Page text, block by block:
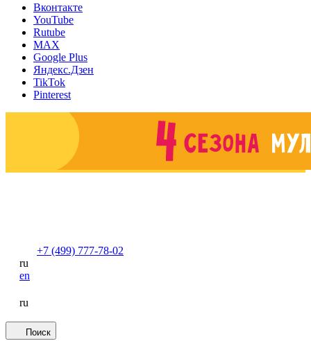
Вконтакте
YouTube
Rutube
MAX
Google Plus
Яндекс.Дзен
TikTok
Pinterest
+7 (499) 777-78-02
ru
en
ru
Поиск